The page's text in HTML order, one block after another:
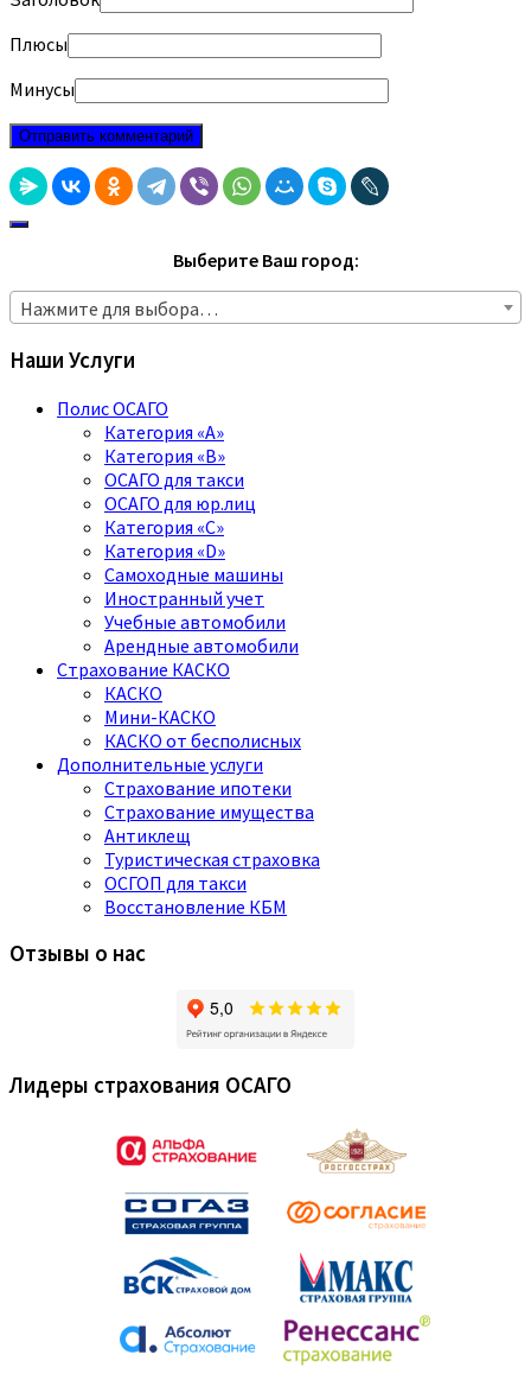
Плюсы
Минусы
Выберите Ваш город:
Нажмите для выбора…
Наши Услуги
Полис ОСАГО
Категория «A»
Категория «B»
ОСАГО для такси
ОСАГО для юр.лиц
Категория «C»
Категория «D»
Самоходные машины
Иностранный учет
Учебные автомобили
Арендные автомобили
Страхование КАСКО
КАСКО
Мини-КАСКО
КАСКО от бесполисных
Дополнительные услуги
Страхование ипотеки
Страхование имущества
Антиклещ
Туристическая страховка
ОСГОП для такси
Восстановление КБМ
Отзывы о нас
Лидеры страхования ОСАГО